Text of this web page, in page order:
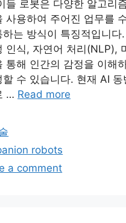
들 로봇은 다양한 알고리
사용하여 주어진 업무를
하는 방식이 특징적입니다
인식, 자연어 처리(NLP),
통해 인간의 감정을 이해
할 수 있습니다. 현재 AI 동
… Read more
robots
a comment